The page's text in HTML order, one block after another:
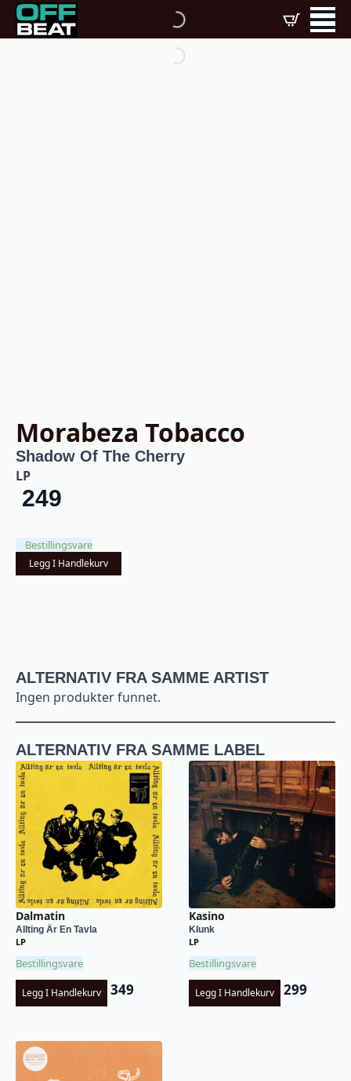
Morabeza Tobacco
Shadow Of The Cherry
LP
249
Bestillingsvare
Legg I Handlekurv
ALTERNATIV FRA SAMME ARTIST
Ingen produkter funnet.
ALTERNATIV FRA SAMME LABEL
Dalmatin
Allting Är En Tavla
LP
Bestillingsvare
Legg I Handlekurv 349
Kasino
Klunk
LP
Bestillingsvare
Legg I Handlekurv 299